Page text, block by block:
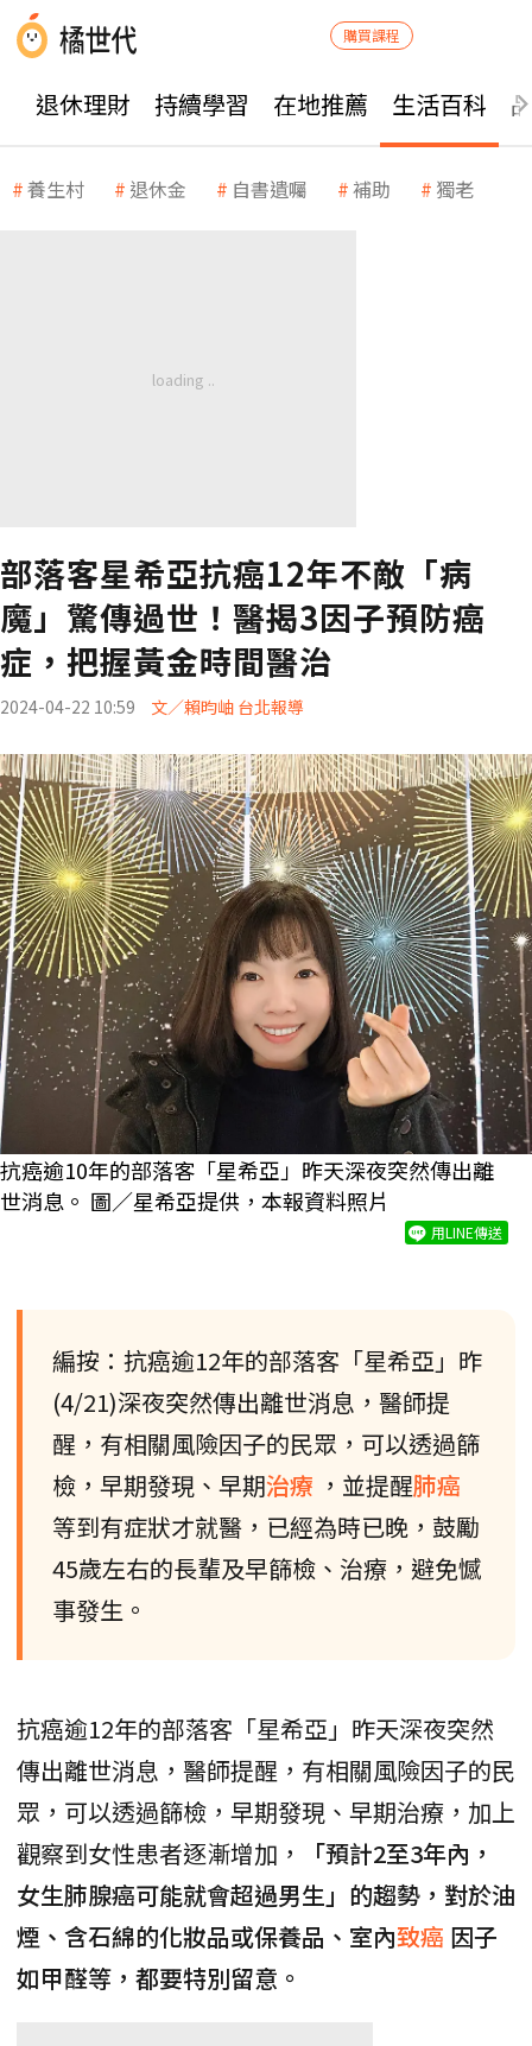
購買課程
退休理財 持續學習 在地推薦 生活百科
養生村 退休金 自書遺囑 補助 獨老
部落客星希亞抗癌12年不敵「病
魔」驚傳過世！醫揭3因子預防癌
症，把握黃金時間醫治
2024-04-22 10:59 文／賴昀岫 台北報導
抗癌逾10年的部落客「星希亞」昨天深夜突然傳出離
世消息。 圖／星希亞提供，本報資料照片
用LINE傳送
編按：抗癌逾12年的部落客「星希亞」昨
(4/21)深夜突然傳出離世消息，醫師提
醒，有相關風險因子的民眾，可以透過篩
檢，早期發現、早期治療 ，並提醒肺癌
等到有症狀才就醫，已經為時已晚，鼓勵
45歲左右的長輩及早篩檢、治療，避免憾
事發生。
抗癌逾12年的部落客「星希亞」昨天深夜突然
傳出離世消息，醫師提醒，有相關風險因子的民
眾，可以透過篩檢，早期發現、早期治療，加上
觀察到女性患者逐漸增加，
「預計2至3年內，
女生肺腺癌可能就會超過男生」的趨勢，對於油
煙、含石綿的化妝品或保養品、室內致癌 因子
如甲醛等，都要特別留意。